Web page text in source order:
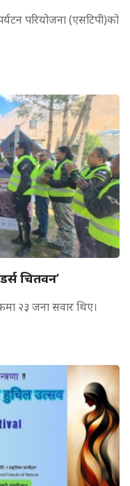
परियोजना (एसटिपी)को
चितवन’
२३ जना सवार थिए।